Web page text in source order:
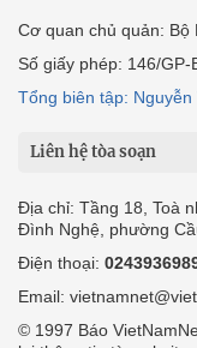
Cơ quan chủ quản: Bộ
Số giấy phép: 146/
Tổng biên tập: Nguyễn
Liên hệ tòa soạn
Địa chỉ: Tầng 18, Toà
Đình Nghệ, phường
Điện thoại:
Email:
© 1997 Báo